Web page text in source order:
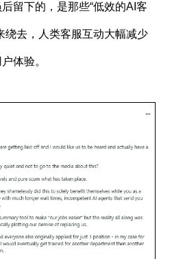
留下的，是那些“低效的AI客
绕去，人类客服互动大幅减少
体验。